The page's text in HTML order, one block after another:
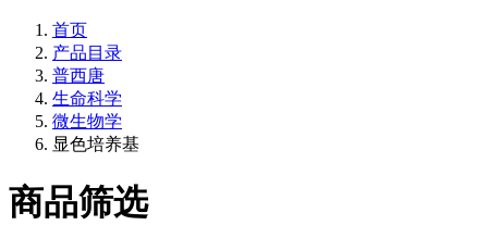
首页
产品目录
普西唐
生命科学
微生物学
显色培养基
商品筛选